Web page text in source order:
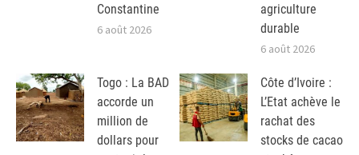
Constantine
6 août 2026
agriculture
durable
6 août 2026
Togo : La BAD
accorde un
million de
dollars pour
Côte d’Ivoire :
L’Etat achève le
rachat des
stocks de cacao